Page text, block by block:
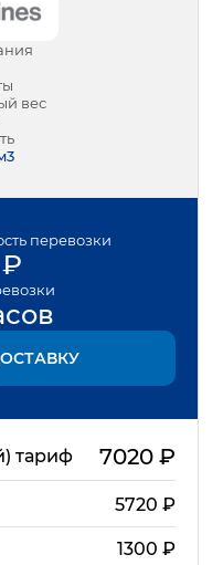
вес
перевозки
₽
тариф 7020₽
5720 ₽
1300 ₽